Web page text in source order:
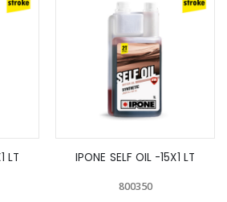
LT IPONE SELF OIL -15X1 LT
800350